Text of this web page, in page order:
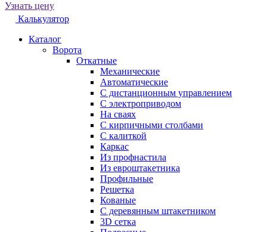
Узнать цену
Калькулятор
Каталог
Ворота
Откатные
Механические
Автоматические
С дистанционным управлением
С электроприводом
На сваях
С кирпичными столбами
С калиткой
Каркас
Из профнастила
Из евроштакетника
Профильные
Решетка
Кованые
С деревянным штакетником
3D сетка